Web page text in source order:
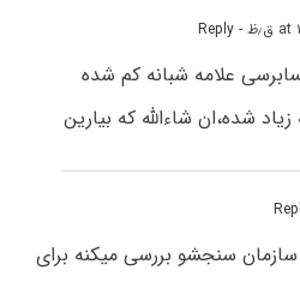
- Reply
علامه شبانه کم شده
شده،ان شاءالله که بیارین
سازمان سنجشو بررسی میکنه برای